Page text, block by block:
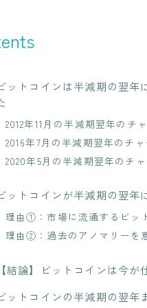
ットコインは半減期の翌年
2012年11月の半減期翌年のチ
2016年7月の半減期翌年のチャ
2020年5月の半減期翌年のチ
ットコインが半減期の翌年
理由①：市場に流通するビッ
理由②：過去のアノマリーを
結論】ビットコインは今が
ットコインの半減期の翌年